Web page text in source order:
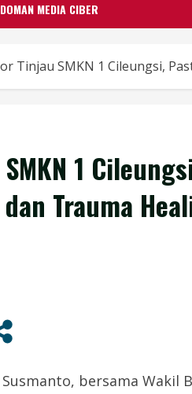
MEDIA CIBER
Tinjau SMKN 1 Cileungsi,
1
Trauma
bersama Wakil